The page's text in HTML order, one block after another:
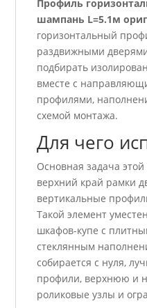
Профиль
шампань L=5.1м
горизонтальный
раздвижными
подбирать
вместе с
профилями,
схемой монтажа.
Для чего
Основная задача
верхний край рамки
вертикальные
Такой элемент
шкафов-купе с
стеклянным
собирается с нуля,
профили, верхнюю и
роликовые узлы и